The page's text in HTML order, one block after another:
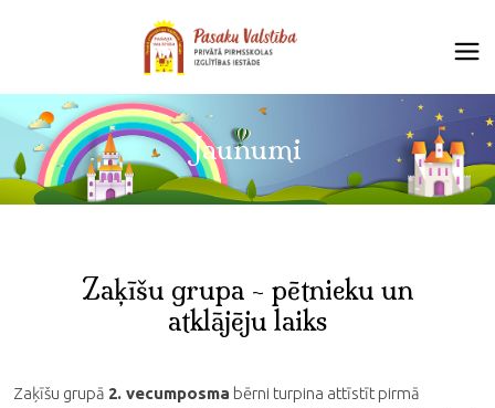
Jaunumi
Zaķīšu grupa - pētnieku un
atklājēju laiks
Zaķīšu grupā 2. vecumposma bērni turpina attīstīt pirmā